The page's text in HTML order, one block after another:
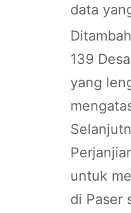
data
139
yang
untuk
di Paser